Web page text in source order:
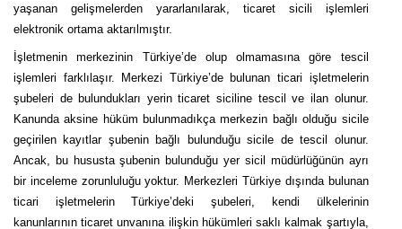
yaşanan gelişmelerden yararlanılarak, ticaret sicili işlemleri
elektronik ortama aktarılmıştır.
İşletmenin merkezinin Türkiye’de olup olmamasına göre tescil
işlemleri farklılaşır. Merkezi Türkiye’de bulunan ticari işletmelerin
şubeleri de bulundukları yerin ticaret siciline tescil ve ilan olunur.
Kanunda aksine hüküm bulunmadıkça merkezin bağlı olduğu sicile
geçirilen kayıtlar şubenin bağlı bulunduğu sicile de tescil olunur.
Ancak, bu hususta şubenin bulunduğu yer sicil müdürlüğünün ayrı
bir inceleme zorunluluğu yoktur. Merkezleri Türkiye dışında bulunan
ticari işletmelerin Türkiye’deki şubeleri, kendi ülkelerinin
kanunlarının ticaret unvanına ilişkin hükümleri saklı kalmak şartıyla,